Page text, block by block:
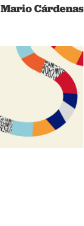
Mario Cárdenas